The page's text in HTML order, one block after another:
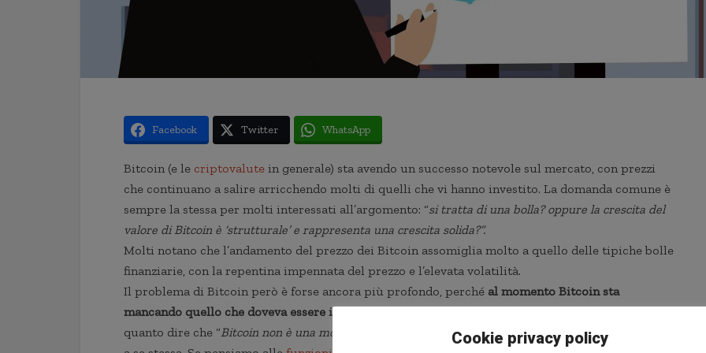
Facebook Twitter WhatsApp
Bitcoin (e le criptovalute in generale) sta avendo un successo notevole sul mercato, con prezzi
che continuano a salire arricchendo molti di quelli che vi hanno investito. La domanda comune è
sempre la stessa per molti interessati all’argomento: “si tratta di una bolla? oppure la crescita del
valore di Bitcoin è ‘strutturale’ e rappresenta una crescita solida?”.
Molti notano che l’andamento del prezzo dei Bitcoin assomiglia molto a quello delle tipiche bolle
finanziarie, con la repentina impennata del prezzo e l’elevata volatilità.
Il problema di Bitcoin però è forse ancora più profondo, perché al momento Bitcoin sta
mancando quello che doveva essere il suo obiettivo principale, quello di essere una moneta.Per
quanto dire che “Bitcoin non è una moneta
” sia una provocazione, è una neppure una battuta fine
Cookie privacy policy